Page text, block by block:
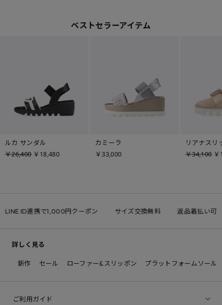
ベストセラーアイテム
ルカ サンダル
￥26,400 ￥18,480
カミーラ
￥33,000
リアナスリ
￥34,100
ID連携で1,000円クーポン サイズ交換無料 返品着払い可
詳しく見る
新作 セール ローファー&スリッポン プラットフォームソール
ご利用ガイド